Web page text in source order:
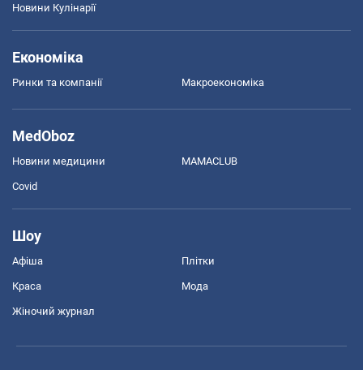
Новини Кулінарії
Економіка
Ринки та компанії Макроекономіка
MedOboz
Новини медицини MAMACLUB
Covid
Шоу
Афіша Плітки
Краса Мода
Жіночий журнал